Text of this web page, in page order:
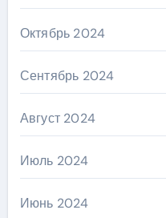
Октябрь 2024
Сентябрь 2024
Август 2024
Июль 2024
Июнь 2024